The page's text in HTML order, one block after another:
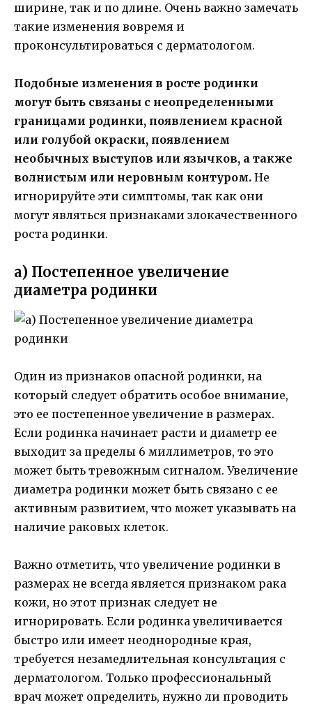
ширине, так и по длине. Очень важно замечать
такие изменения вовремя и
проконсультироваться с дерматологом.
Подобные изменения в росте родинки
могут быть связаны с неопределенными
границами родинки, появлением красной
или голубой окраски, появлением
необычных выступов или язычков, а также
волнистым или неровным контуром. Не
игнорируйте эти симптомы, так как они
могут являться признаками злокачественного
роста родинки.
а) Постепенное увеличение
диаметра родинки
Один из признаков опасной родинки, на
который следует обратить особое внимание,
это ее постепенное увеличение в размерах.
Если родинка начинает расти и диаметр ее
выходит за пределы 6 миллиметров, то это
может быть тревожным сигналом. Увеличение
диаметра родинки может быть связано с ее
активным развитием, что может указывать на
наличие раковых клеток.
Важно отметить, что увеличение родинки в
размерах не всегда является признаком рака
кожи, но этот признак следует не
игнорировать. Если родинка увеличивается
быстро или имеет неоднородные края,
требуется незамедлительная консультация с
дерматологом. Только профессиональный
врач может определить, нужно ли проводить